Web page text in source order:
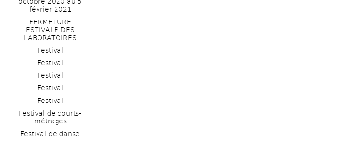
octobre 2020 au 5
février 2021
FERMETURE
ESTIVALE DES
LABORATOIRES
Festival
Festival
Festival
Festival
Festival
Festival de courts-
métrages
Festival de danse